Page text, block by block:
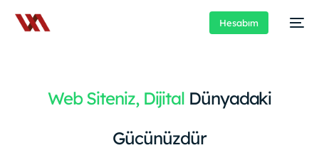
Hesabım
Web Siteniz, Dijital Dünyadaki
Gücünüzdür